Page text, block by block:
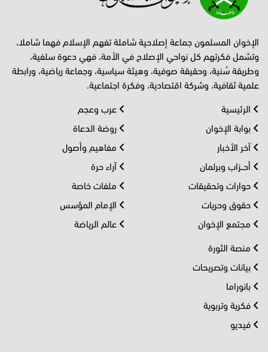
الإخوان المسلمون جماعة إصلاحية شاملة تفهم الإسلام فهما شاملا،
وتشمل فكرتهم كل نواحي الإصلاح في الأمة، فهي دعوة سلفية،
وطريقة سُنية، وحقيقة صوفية، وهيئة سياسية، وجماعة رياضية، ورابطة
علمية ثقافية، وشركة اقتصادية، وفكرة اجتماعية.
الرئيسية
بوابة الإخوان
آخر الأخبار
أحــزاب وبرلمان
حوارات وتحقيقات
حقوق وحريات
مجتمع الإخوان
عرب وعجم
روضة الدعاة
مفاهيم وأصول
آراء حرة
ملفات خاصة
الإمام المؤسس
عالم الرياضة
منصة الثورة
بيانات وتصريحات
بانوراما
فكرية وتربوية
فيديو